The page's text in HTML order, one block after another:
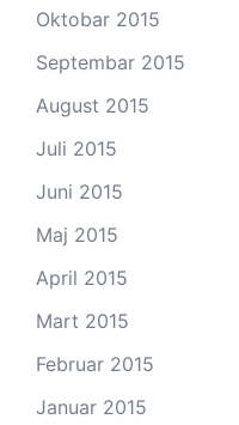
Oktobar 2015
Septembar 2015
August 2015
Juli 2015
Juni 2015
Maj 2015
April 2015
Mart 2015
Februar 2015
Januar 2015